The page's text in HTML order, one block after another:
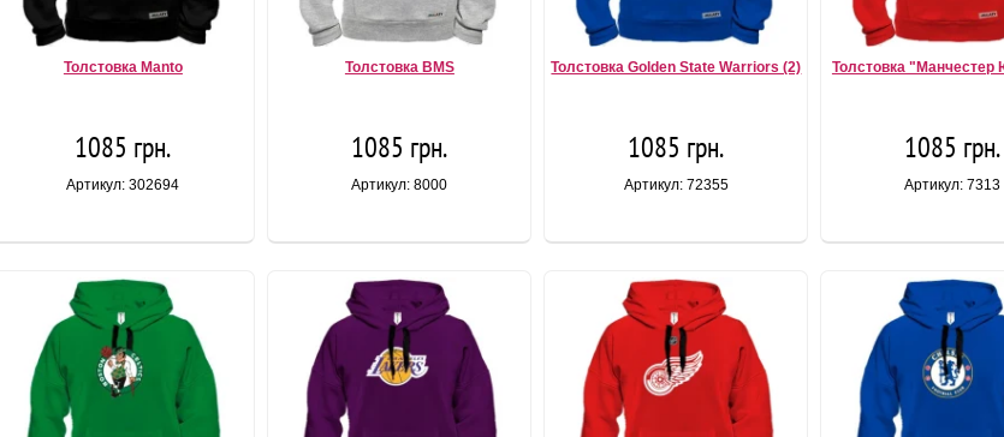
Толстовка Manto
1085 грн.
Артикул: 302694
Толстовка BMS
1085 грн.
Артикул: 8000
Толстовка Golden State Warriors (2)
1085 грн.
Артикул: 72355
Толстовка "Манчестер
1085 грн.
Артикул: 7313